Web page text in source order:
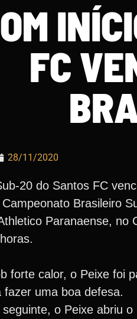
FC
28/11/2020
20 do Santos FC
Brasileiro
Paranaense, no
forte calor, o Peixe foi
fazer uma boa defesa.
o Peixe abriu